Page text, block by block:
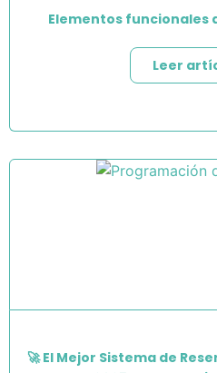
Elementos funcionales
Leer
🚀 El Mejor Sistema de